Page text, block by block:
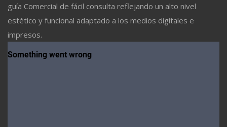
guía Comercial de fácil consulta reflejando un alto nivel
estético y funcional adaptado a los medios digitales e
impresos.